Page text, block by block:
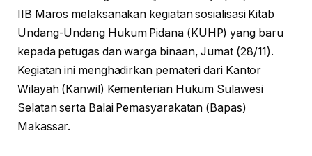
IIB Maros melaksanakan kegiatan sosialisasi Kitab
Undang-Undang Hukum Pidana (KUHP) yang baru
kepada petugas dan warga binaan, Jumat (28/11).
Kegiatan ini menghadirkan pemateri dari Kantor
Wilayah (Kanwil) Kementerian Hukum Sulawesi
Selatan serta Balai Pemasyarakatan (Bapas)
Makassar.